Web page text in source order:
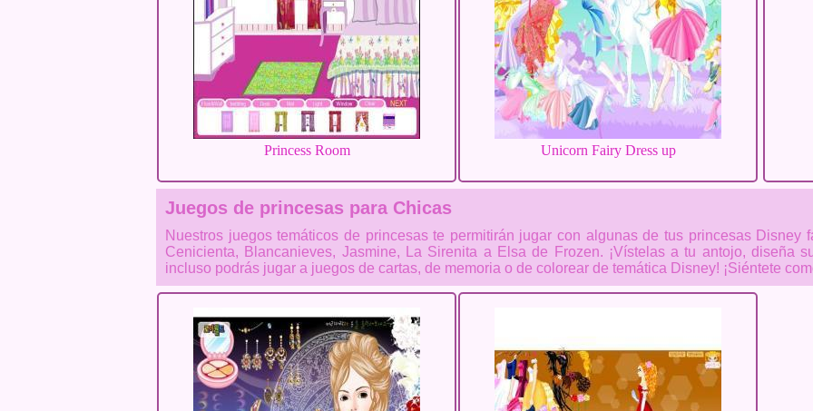
Princess Room Unicorn Fairy Dress up
Juegos de princesas para Chicas
Nuestros juegos temáticos de princesas te permitirán jugar con algunas de tus princesas Disney
Cenicienta, Blancanieves, Jasmine, La Sirenita a Elsa de Frozen. ¡Vístelas a tu antojo, diseña
incluso podrás jugar a juegos de cartas, de memoria o de colorear de temática Disney! ¡Siéntete